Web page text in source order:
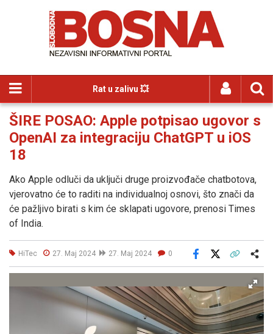
Rat u zalivu 💥
ŠIRE POSAO: Apple potpisao ugovor s
OpenAI za integraciju ChatGPT u iOS
18
Ako Apple odluči da uključi druge proizvođače chatbotova,
vjerovatno će to raditi na individualnoj osnovi, što znači da
će pažljivo birati s kim će sklapati ugovore, prenosi Times
of India.
HiTec 27. Maj 2024 27. Maj 2024 0
Facebook